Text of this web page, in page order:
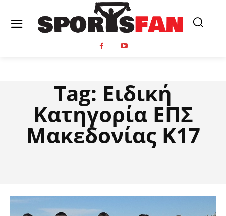
Tag: Ειδική
Κατηγορία ΕΠΣ
Μακεδονίας Κ17